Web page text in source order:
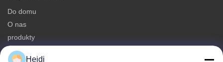
Do domu
O nas
produkty
Skontaktuj się z nami
Heidi